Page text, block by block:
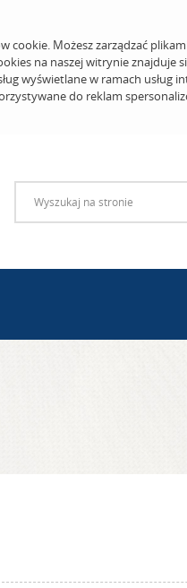
cookie. Możesz zarządzać
na naszej witrynie znajduje
wyświetlane w ramach usług
do reklam